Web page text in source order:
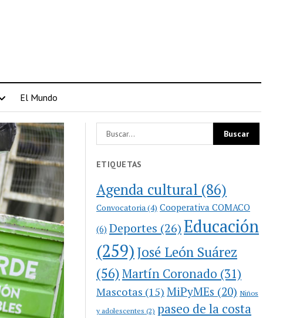
El Mundo
ETIQUETAS
Agenda cultural (86)
Convocatoria (4) Cooperativa COMACO
(6) Deportes (26)Educación
(259)José León Suárez
(56)Martín Coronado (31)
Mascotas (15) MiPyMEs (20) Niños
y adolescentes (2) paseo de la costa